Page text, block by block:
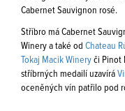
Cabernet Sauvignon rosé.
Stříbro má Cabernet
Winery a také od Chateau
Tokaj Macik Winery či Pinot
stříbrných medailí uzavírá
oceněných vín patřilo pod